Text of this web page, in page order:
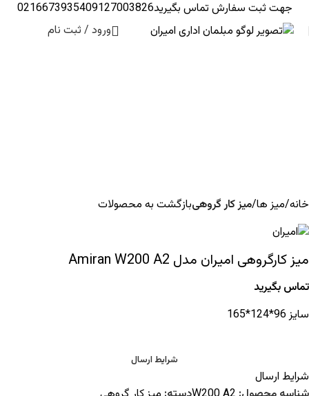
جهت ثبت سفارش تماس بگیرید09127003826
02166739354
ورود / ثبت نام
خانه میز ها میز کار گروهیبازگشت به محصولات
میز کارگروهی امیران مدل Amiran W200 A2
تماس بگیرید
سایز 96*124*165
شرایط ارسال
شرایط ارسال